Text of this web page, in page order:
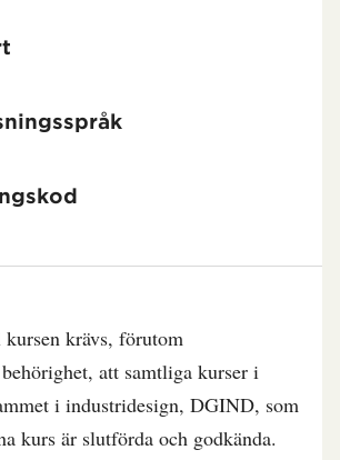
krävs, förutom
att samtliga kurser i
i industridesign, DGIND, som
kurs är slutförda och godkända.